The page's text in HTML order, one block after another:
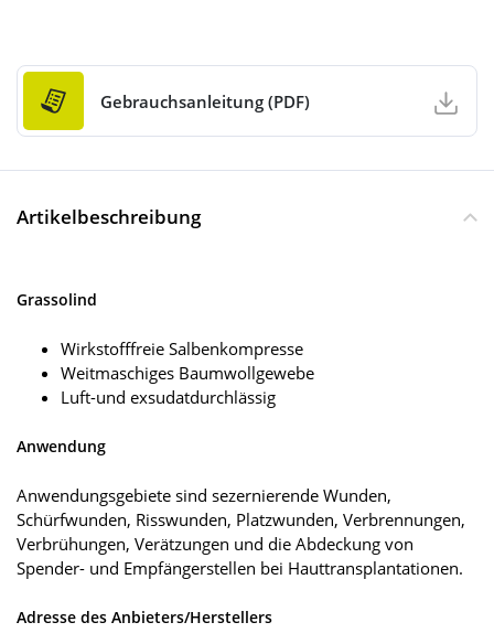
Gebrauchsanleitung (PDF)
Artikelbeschreibung
Grassolind
Wirkstofffreie Salbenkompresse
Weitmaschiges Baumwollgewebe
Luft-und exsudatdurchlässig
Anwendung
Anwendungsgebiete sind sezernierende Wunden,
Schürfwunden, Risswunden, Platzwunden, Verbrennungen,
Verbrühungen, Verätzungen und die Abdeckung von
Spender- und Empfängerstellen bei Hauttransplantationen.
Adresse des Anbieters/Herstellers